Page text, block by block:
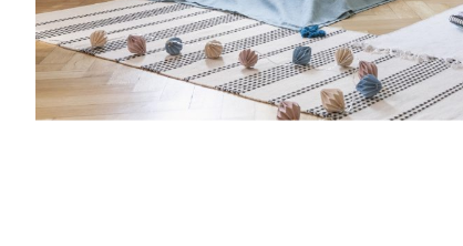
e speciale.Una volta al mese riceverai
semplice l’organizzazione della tua
genitorialità, crescita, cucina,